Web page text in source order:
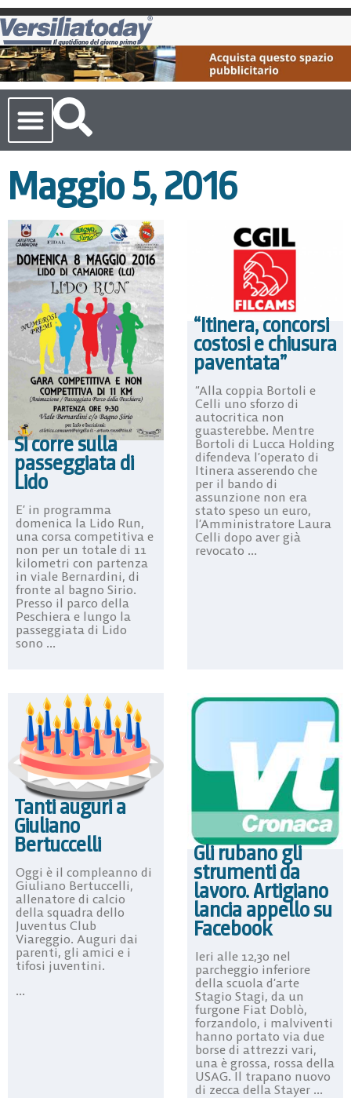
Maggio 5, 2016
Si corre sulla
passeggiata di
Lido
E’ in programma
domenica la Lido Run,
una corsa competitiva e
non per un totale di 11
kilometri con partenza
in viale Bernardini, di
fronte al bagno Sirio.
Presso il parco della
Peschiera e lungo la
passeggiata di Lido
sono ...
“Itinera, concorsi
costosi e chiusura
paventata”
“Alla coppia Bortoli e
Celli uno sforzo di
autocritica non
guasterebbe. Mentre
Bortoli di Lucca Holding
difendeva l’operato di
Itinera asserendo che
per il bando di
assunzione non era
stato speso un euro,
l’Amministratore Laura
Celli dopo aver già
revocato ...
Tanti auguri a
Giuliano
Bertuccelli
Oggi è il compleanno di
Giuliano Bertuccelli,
allenatore di calcio
della squadra dello
Juventus Club
Viareggio. Auguri dai
parenti, gli amici e i
tifosi juventini.
...
Gli rubano gli
strumenti da
lavoro. Artigiano
lancia appello su
Facebook
Ieri alle 12,30 nel
parcheggio inferiore
della scuola d’arte
Stagio Stagi, da un
furgone Fiat Doblò,
forzandolo, i malviventi
hanno portato via due
borse di attrezzi vari,
una è grossa, rossa della
USAG. Il trapano nuovo
di zecca della Stayer ...